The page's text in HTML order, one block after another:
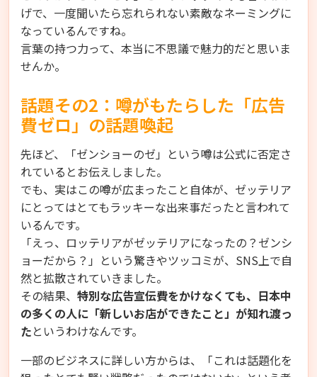
げで、一度聞いたら忘れられない素敵なネーミングに
なっているんですね。
言葉の持つ力って、本当に不思議で魅力的だと思いま
せんか。
話題その2：噂がもたらした「広告
費ゼロ」の話題喚起
先ほど、「ゼンショーのゼ」という噂は公式に否定さ
れているとお伝えしました。
でも、実はこの噂が広まったこと自体が、ゼッテリア
にとってはとてもラッキーな出来事だったと言われて
いるんです。
「えっ、ロッテリアがゼッテリアになったの？ゼンシ
ョーだから？」という驚きやツッコミが、SNS上で自
然と拡散されていきました。
その結果、 特別な広告宣伝費をかけなくても、日本中
の多くの人に「新しいお店ができたこと」が知れ渡っ
たというわけなんです。
一部のビジネスに詳しい方からは、「これは話題化を